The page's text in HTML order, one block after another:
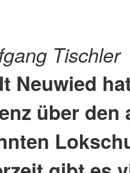
Tischler
Neuwied
über den